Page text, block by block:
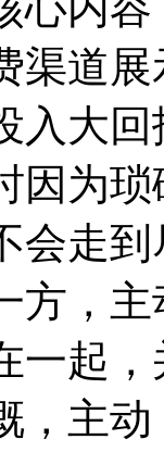
渠道
入大
因为
会走
方，
一起
，主